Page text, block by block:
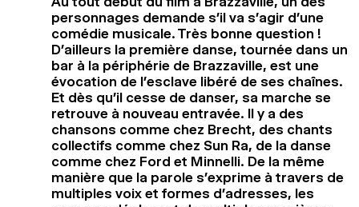
personnages demande s’il va s’agir d’une
comédie musicale. Très bonne question !
D’ailleurs la première danse, tournée dans un
bar à la périphérie de Brazzaville, est une
évocation de l’esclave libéré de ses chaînes.
Et dès qu’il cesse de danser, sa marche se
retrouve à nouveau entravée. Il y a des
chansons comme chez Brecht, des chants
collectifs comme chez Sun Ra, de la danse
comme chez Ford et Minnelli. De la même
manière que la parole s’exprime à travers de
multiples voix et formes d’adresses, les